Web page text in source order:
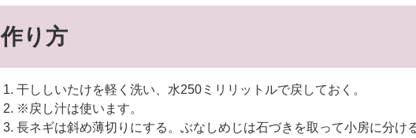
作り方
干ししいたけを軽く洗い、水250ミリリットルで戻しておく。
※戻し汁は使います。
長ネギは斜め薄切りにする。ぶなしめじは石づきを取って小房に分ける